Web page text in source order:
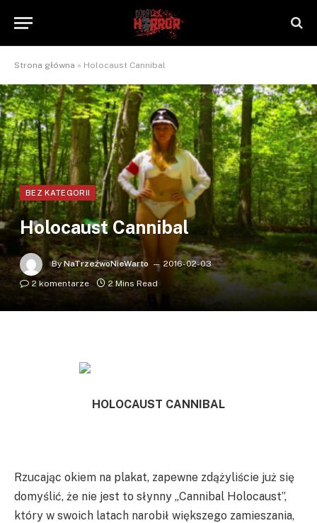
Strona główna » Holocaust Cannibal
BEZ KATEGORII
Holocaust Cannibal
By NaTrzeźwoNieWarto
2016-02-03
2 komentarze
2 Mins Read
HOLOCAUST CANNIBAL
Rzucając okiem na plakat, zapewne zdążyliście już się
domyślić, że nie jest to słynny „Cannibal Holocaust”,
który w swoich latach narobił większego zamieszania,